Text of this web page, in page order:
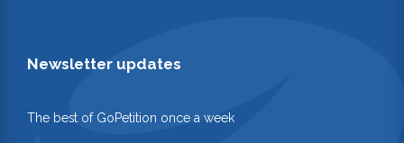
Newsletter updates
The best of GoPetition once a week